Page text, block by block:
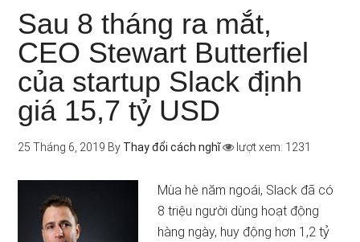
Sau 8 tháng ra mắt,
CEO Stewart Butterfiel
của startup Slack định
giá 15,7 tỷ USD
25 Tháng 6, 2019 By Thay đổi cách nghĩ lượt xem: 1231
Mùa hè năm ngoái, Slack đã có
8 triệu người dùng hoạt động
hàng ngày, huy động hơn 1,2 tỷ